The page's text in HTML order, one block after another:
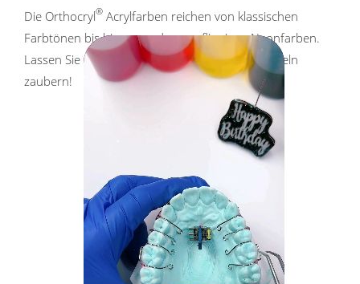
Die Orthocryl® Acrylfarben reichen von klassischen
Farbtönen bis hin zu modernen, flippigen Neonfarben.
Lassen Sie uns gemeinsam noch schönere Lächeln
zaubern!
Jetzt kaufen